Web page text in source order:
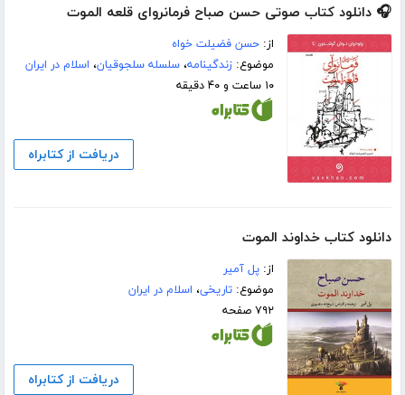
🎧 دانلود کتاب صوتی حسن صباح فرمانروای قلعه الموت
از:حسن فضیلت خواه
موضوع:زندگینامه،سلسله سلجوقیان، اسلام در ایران
۱۰ ساعت و ۴۰ دقیقه
دریافت از کتابراه
دانلود کتاب خداوند الموت
از:پل آمیر
موضوع:تاریخی، اسلام در ایران
۷۹۲ صفحه
دریافت از کتابراه